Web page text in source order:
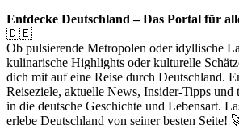
Entdecke Deutschland – Das Portal für
🇩🇪
Ob pulsierende Metropolen oder idyllische
kulinarische Highlights oder kulturelle
dich mit auf eine Reise durch Deutschland.
Reiseziele, aktuelle News, Insider-Tipps und
in die deutsche Geschichte und Lebensart.
erlebe Deutschland von seiner besten Seite!